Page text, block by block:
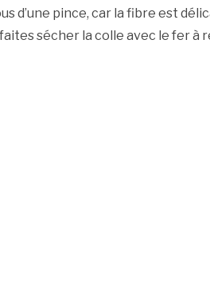
d’une pince, car la fibre est
sécher la colle avec le fer à